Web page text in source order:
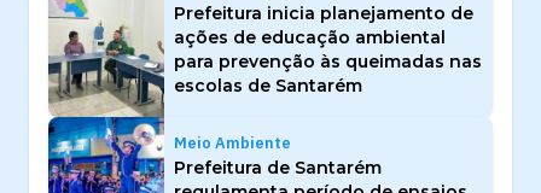
Prefeitura inicia planejamento de
ações de educação ambiental
para prevenção às queimadas nas
escolas de Santarém
Meio Ambiente
Prefeitura de Santarém